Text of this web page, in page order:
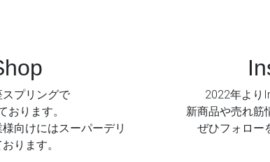
プリングで
おります。
向けにはスーパーデリ
ります。
2022年より
新商品や売れ筋
ぜひフォロー